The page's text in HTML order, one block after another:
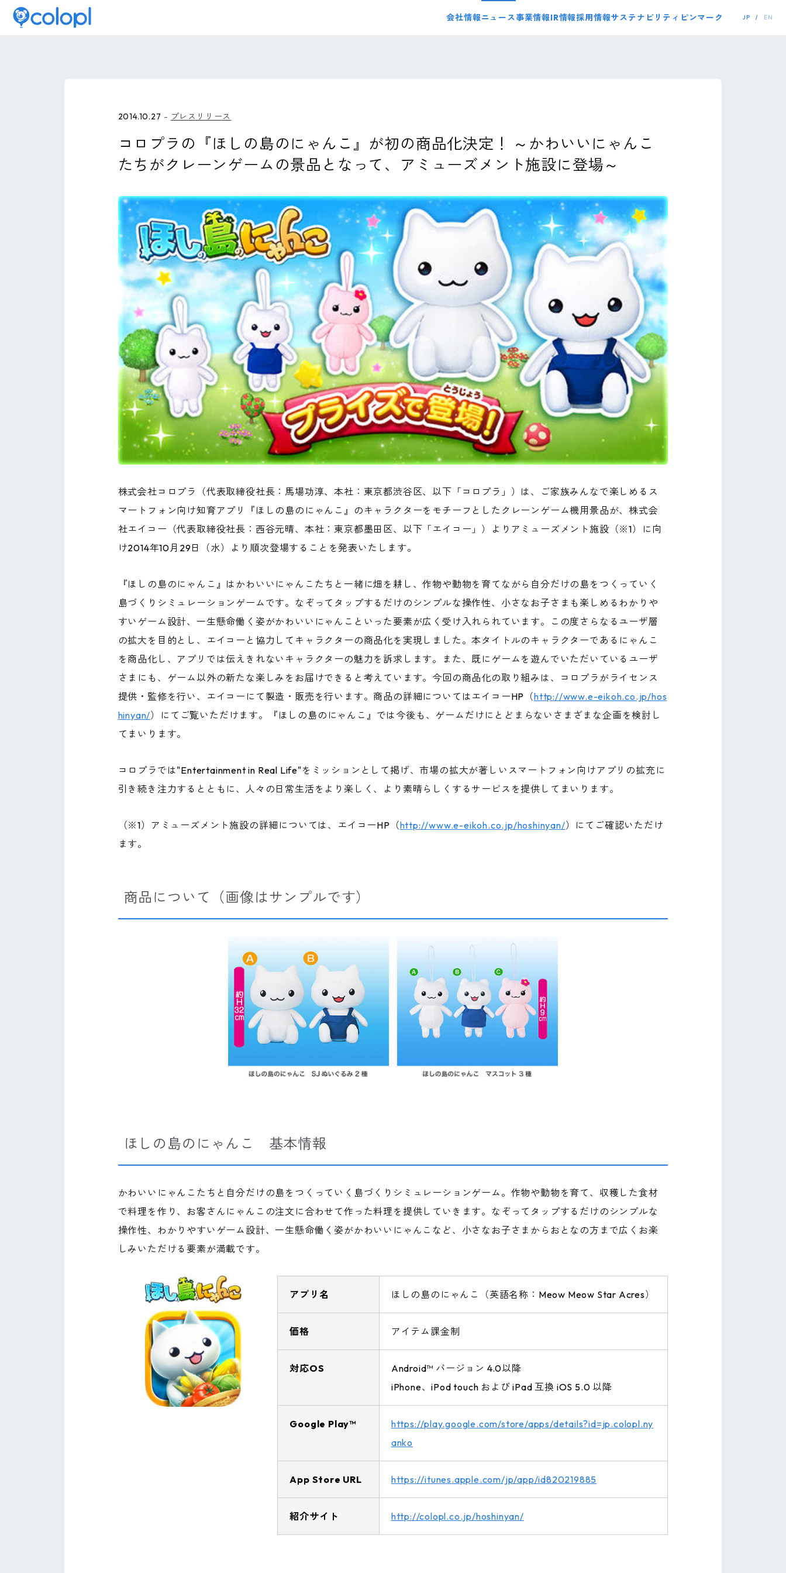
会社情報ニュース事業情報IR情報採用情報サステナビリティ ピンマーク JP EN
2014.10.27 プレスリリース
コロプラの『ほしの島のにゃんこ』が初の商品化決定！ ～かわいいにゃんこ
たちがクレーンゲームの景品となって、アミューズメント施設に登場～
株式会社コロプラ（代表取締役社長：馬場功淳、本社：東京都渋谷区、以下「コロプラ」）は、ご家族みんなで楽しめるス
マートフォン向け知育アプリ『ほしの島のにゃんこ』のキャラクターをモチーフとしたクレーンゲーム機用景品が、株式会
社エイコー（代表取締役社長：西谷元晴、本社：東京都墨田区、以下「エイコー」）よりアミューズメント施設（※1）に向
け2014年10月29日（水）より順次登場することを発表いたします。
『ほしの島のにゃんこ』はかわいいにゃんこたちと一緒に畑を耕し、作物や動物を育てながら自分だけの島をつくっていく
島づくりシミュレーションゲームです。なぞってタップするだけのシンプルな操作性、小さなお子さまも楽しめるわかりや
すいゲーム設計、一生懸命働く姿がかわいいにゃんこといった要素が広く受け入れられています。この度さらなるユーザ層
の拡大を目的とし、エイコーと協力してキャラクターの商品化を実現しました。本タイトルのキャラクターであるにゃんこ
を商品化し、アプリでは伝えきれないキャラクターの魅力を訴求します。また、既にゲームを遊んでいただいているユーザ
さまにも、ゲーム以外の新たな楽しみをお届けできると考えています。今回の商品化の取り組みは、コロプラがライセンス
提供・監修を行い、エイコーにて製造・販売を行います。商品の詳細についてはエイコーHP（http://www.e-eikoh.co.jp/hos
hinyan/）にてご覧いただけます。『ほしの島のにゃんこ』では今後も、ゲームだけにとどまらないさまざまな企画を検討し
てまいります。
コロプラでは"Entertainment in Real Life"をミッションとして掲げ、市場の拡大が著しいスマートフォン向けアプリの拡充に
引き続き注力するとともに、人々の日常生活をより楽しく、より素晴らしくするサービスを提供してまいります。
（※1）アミューズメント施設の詳細については、エイコーHP（http://www.e-eikoh.co.jp/hoshinyan/）にてご確認いただけ
ます。
商品について（画像はサンプルです）
ほしの島のにゃんこ 基本情報
かわいいにゃんこたちと自分だけの島をつくっていく島づくりシミュレーションゲーム。作物や動物を育て、収穫した食材
で料理を作り、お客さんにゃんこの注文に合わせて作った料理を提供していきます。なぞってタップするだけのシンプルな
操作性、わかりやすいゲーム設計、一生懸命働く姿がかわいいにゃんこなど、小さなお子さまからおとなの方まで広くお楽
しみいただける要素が満載です。
アプリ名 ほしの島のにゃんこ（英語名称：Meow Meow Star Acres）
価格 アイテム課金制
対応OS
Android™ バージョン 4.0以降
iPhone、iPod touch および iPad 互換 iOS 5.0 以降
Google Play™
https://play.google.com/store/apps/details?id=jp.colopl.ny
anko
App Store URL https://itunes.apple.com/jp/app/id820219885
紹介サイト http://colopl.co.jp/hoshinyan/